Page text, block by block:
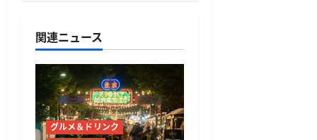
ョ
ン
関連ニュース
グルメ＆ドリンク